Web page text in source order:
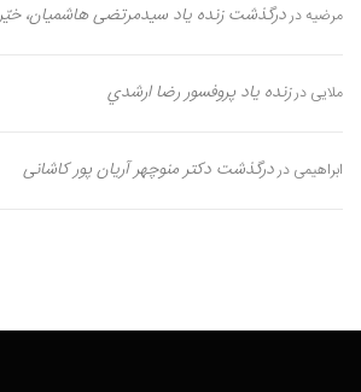
مرضیه دردرگذشت زنده یاد سیدمرتضی هاشمیان، خیّر
ملایی درزنده یاد پروفسور رضا ارشدي
ابراهیمی دردرگذشت دکتر منوچهر آریان پور کاشانی